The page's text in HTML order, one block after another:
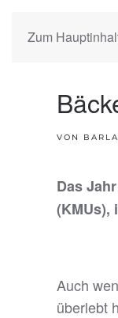
Zum
VON
Das
(KMUs),
Auch
überlebt